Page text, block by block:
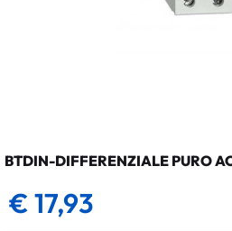
BTDIN-DIFFERENZIALE PURO
€ 17,93